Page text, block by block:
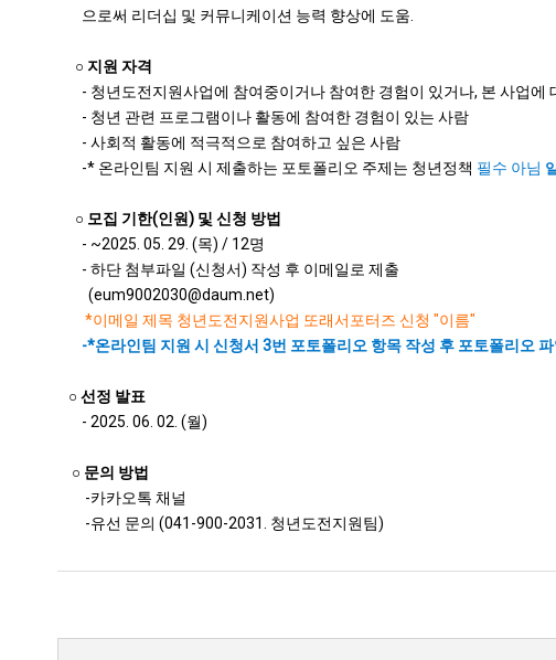
으로써 리더십 및 커뮤니케이션 능력 향상에 도움.
○ 지원 자격
- 청년도전지원사업에 참여중이거나 참여한 경험이 있거나, 본 사업에
- 청년 관련 프로그램이나 활동에 참여한 경험이 있는 사람
- 사회적 활동에 적극적으로 참여하고 싶은 사람
-* 온라인팀 지원 시 제출하는 포토폴리오 주제는 청년정책 필수 아님
○ 모집 기한(인원) 및 신청 방법
- ~2025. 05. 29. (목) / 12명
- 하단 첨부파일 (신청서) 작성 후 이메일로 제출
(eum9002030@daum.net)
*이메일 제목 청년도전지원사업 또래서포터즈 신청 "이름"
-*온라인팀 지원 시 신청서 3번 포토폴리오 항목 작성 후 포토폴리오
○ 선정 발표
- 2025. 06. 02. (월)
○ 문의 방법
-카카오톡 채널
-유선 문의 (041-900-2031. 청년도전지원팀)